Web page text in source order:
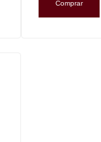
Comprar